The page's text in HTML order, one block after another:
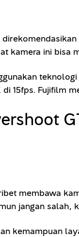
kamera ini bisa
15fps. Fujifilm
membawa
jangan
kemampuan